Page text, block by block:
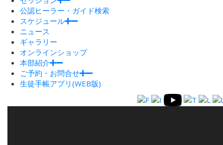
公認ヒーラー・ガイド検索
スケジュール
ニュース
ギャラリー
オンラインショップ
本部紹介
ご予約・お問合せ
生徒手帳アプリ(WEB版)